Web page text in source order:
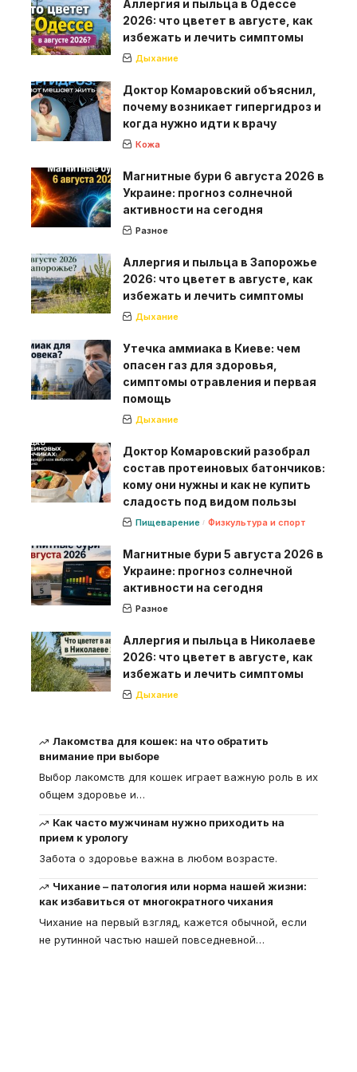
Аллергия и пыльца в Одессе
2026: что цветет в августе, как
избежать и лечить симптомы
Дыхание
Доктор Комаровский объяснил,
почему возникает гипергидроз и
когда нужно идти к врачу
Кожа
Магнитные бури 6 августа 2026 в
Украине: прогноз солнечной
активности на сегодня
Разное
Аллергия и пыльца в Запорожье
2026: что цветет в августе, как
избежать и лечить симптомы
Дыхание
Утечка аммиака в Киеве: чем
опасен газ для здоровья,
симптомы отравления и первая
помощь
Дыхание
Доктор Комаровский разобрал
состав протеиновых батончиков:
кому они нужны и как не купить
сладость под видом пользы
Пищеварение Физкультура и спорт
Магнитные бури 5 августа 2026 в
Украине: прогноз солнечной
активности на сегодня
Разное
Аллергия и пыльца в Николаеве
2026: что цветет в августе, как
избежать и лечить симптомы
Дыхание
Лакомства для кошек: на что обратить
внимание при выборе
Выбор лакомств для кошек играет важную роль в их
общем здоровье и…
Как часто мужчинам нужно приходить на
прием к урологу
Забота о здоровье важна в любом возрасте.
Чихание – патология или норма нашей жизни:
как избавиться от многократного чихания
Чихание на первый взгляд, кажется обычной, если
не рутинной частью нашей повседневной…